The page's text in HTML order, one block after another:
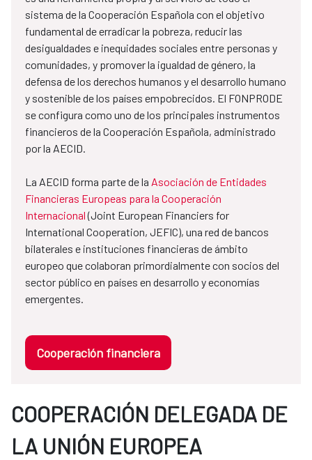
sistema de la Cooperación Española con el objetivo
fundamental de erradicar la pobreza, reducir las
desigualdades e inequidades sociales entre personas y
comunidades, y promover la igualdad de género, la
defensa de los derechos humanos y el desarrollo humano
y sostenible de los países empobrecidos. El FONPRODE
se configura como uno de los principales instrumentos
financieros de la Cooperación Española, administrado
por la AECID.
La AECID forma parte de la Asociación de Entidades
Financieras Europeas para la Cooperación
Internacional(Joint European Financiers for
International Cooperation, JEFIC), una red de bancos
bilaterales e instituciones financieras de ámbito
europeo que colaboran primordialmente con socios del
sector público en países en desarrollo y economías
emergentes.
Cooperación financiera
COOPERACIÓN DELEGADA DE
LA UNIÓN EUROPEA